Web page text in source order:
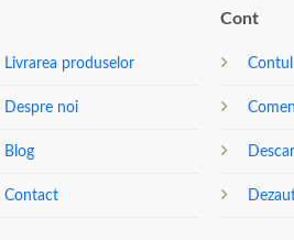
Livrarea produselor
Despre noi
Blog
Contact
Cont